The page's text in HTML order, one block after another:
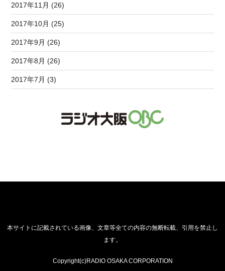
2017年11月 (26)
2017年10月 (25)
2017年9月 (26)
2017年8月 (26)
2017年7月 (3)
本サイトに記載されている画像、文章等全ての内容の無断転載、引用を禁止し
ます。
Copyright(c)RADIO OSAKA CORPORATION